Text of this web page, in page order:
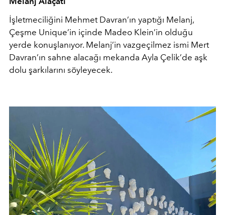
İşletmeciliğini Mehmet Davran’ın yaptığı Melanj,
Çeşme Unique’in içinde Madeo Klein’in olduğu
yerde konuşlanıyor. Melanj’in vazgeçilmez ismi Mert
Davran’ın sahne alacağı mekanda Ayla Çelik’de aşk
dolu şarkılarını söyleyecek.